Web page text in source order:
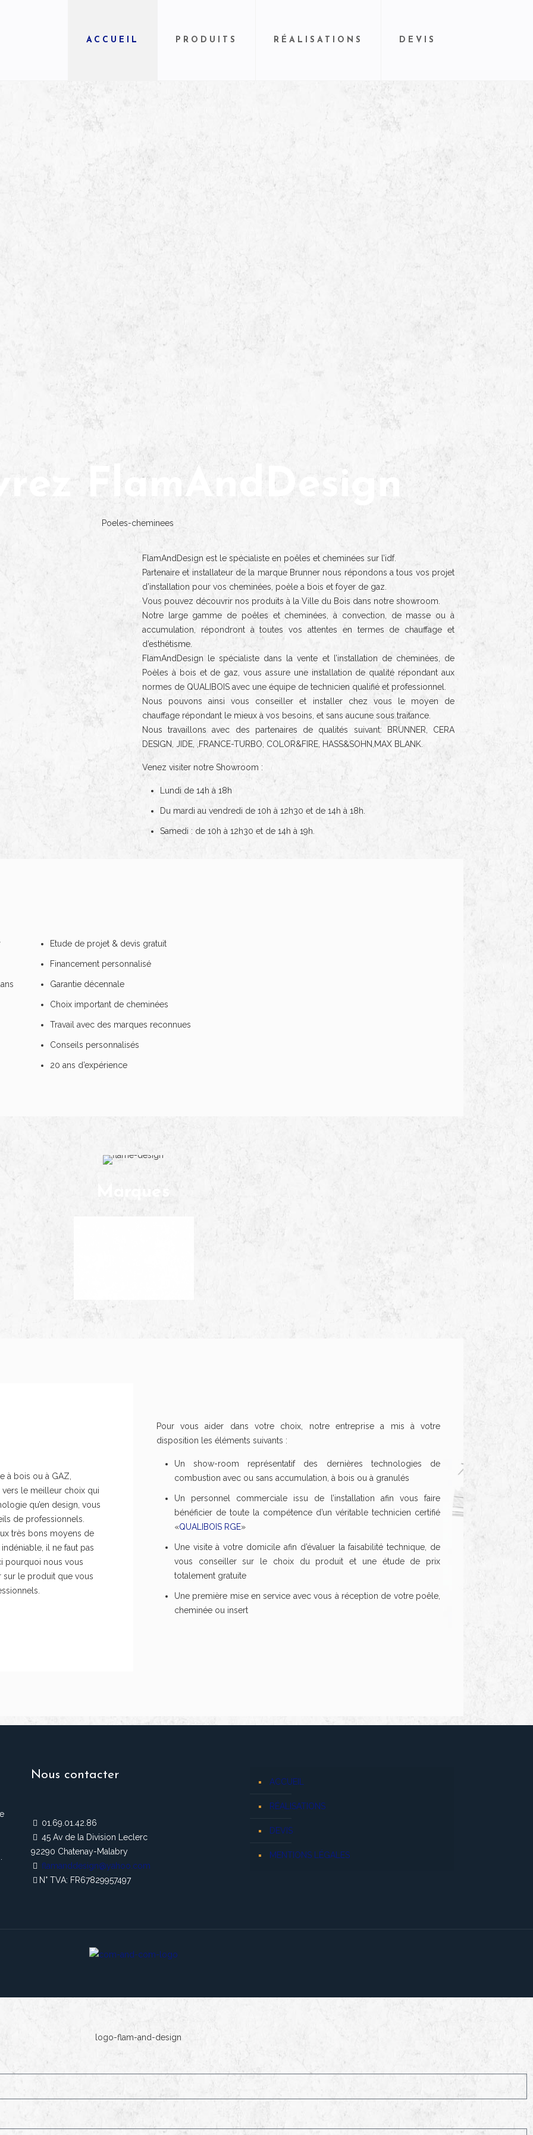
ACCUEIL PRODUITS RÉALISATIONS DEVIS
FlamAndDesign
FlamAndDesign est le spécialiste en poêles et cheminées sur l’idf.
Partenaire et installateur de la marque Brunner nous répondons a tous vos projet
d’installation pour vos cheminées, poèle a bois et foyer de gaz.
Vous pouvez découvrir nos produits à la Ville du Bois dans notre showroom.
Notre large gamme de poêles et cheminées, à convection, de masse ou à
accumulation, répondront à toutes vos attentes en termes de chauffage et
d’esthétisme.
FlamAndDesign le spécialiste dans la vente et l’installation de cheminées, de
Poèles à bois et de gaz, vous assure une installation de qualité répondant aux
normes de QUALIBOIS avec une équipe de technicien qualifié et professionnel.
Nous pouvons ainsi vous conseiller et installer chez vous le moyen de
chauffage répondant le mieux à vos besoins, et sans aucune sous traitance.
Nous travaillons avec des partenaires de qualités suivant: BRUNNER, CERA
DESIGN, JIDE, ,FRANCE-TURBO, COLOR&FIRE, HASS&SOHN,MAX BLANK.
Venez visiter notre Showroom :
Lundi de 14h à 18h
Du mardi au vendredi de 10h à 12h30 et de 14h à 18h.
Samedi : de 10h à 12h30 et de 14h à 19h.
Etude de projet & devis gratuit
Financement personnalisé
Garantie décennale
Choix important de cheminées
Travail avec des marques reconnues
Conseils personnalisés
20 ans d’expérience
Marques
à bois ou à GAZ,
le meilleur choix qui
qu’en design, vous
de professionnels.
très bons moyens de
il ne faut pas
pourquoi nous vous
le produit que vous
Pour vous aider dans votre choix, notre entreprise a mis à votre
disposition les éléments suivants :
Un show-room représentatif des dernières technologies de
combustion avec ou sans accumulation, à bois ou à granulés
Un personnel commerciale issu de l’installation afin vous faire
bénéficier de toute la compétence d’un véritable technicien certifié
«QUALIBOIS RGE»
Une visite à votre domicile afin d’évaluer la faisabilité technique, de
vous conseiller sur le choix du produit et une étude de prix
totalement gratuite
Une première mise en service avec vous à réception de votre poêle,
cheminée ou insert
Nous contacter
01.69.01.42.86
45 Av de la Division Leclerc
92290 Chatenay-Malabry
flamanddesign@yahoo.com
N° TVA: FR67829957497
ACCUEIL
RÉALISATIONS
DEVIS
MENTIONS LÉGALES